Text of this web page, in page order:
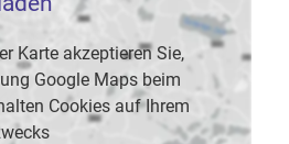
Karte akzeptieren Sie,
Google Maps beim
Cookies auf Ihrem